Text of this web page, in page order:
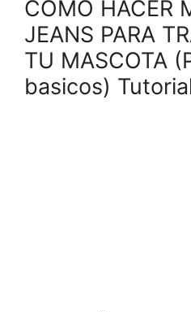
COMO HACER
JEANS PARA
TU MASCOTA
basicos)